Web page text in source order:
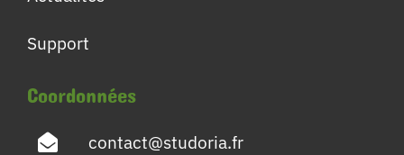
Support
Coordonnées
contact@studoria.fr